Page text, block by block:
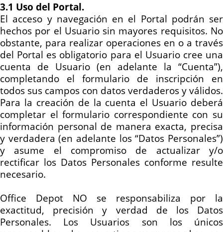
3.1 Uso del Portal.
El acceso y navegación en el Portal podrán ser
hechos por el Usuario sin mayores requisitos. No
obstante, para realizar operaciones en o a través
del Portal es obligatorio para el Usuario cree una
cuenta de Usuario (en adelante la “Cuenta”),
completando el formulario de inscripción en
todos sus campos con datos verdaderos y válidos.
Para la creación de la cuenta el Usuario deberá
completar el formulario correspondiente con su
información personal de manera exacta, precisa
y verdadera (en adelante los “Datos Personales”)
y asume el compromiso de actualizar y/o
rectificar los Datos Personales conforme resulte
necesario.
Office Depot NO se responsabiliza por la
exactitud, precisión y verdad de los Datos
Personales. Los Usuarios son los únicos